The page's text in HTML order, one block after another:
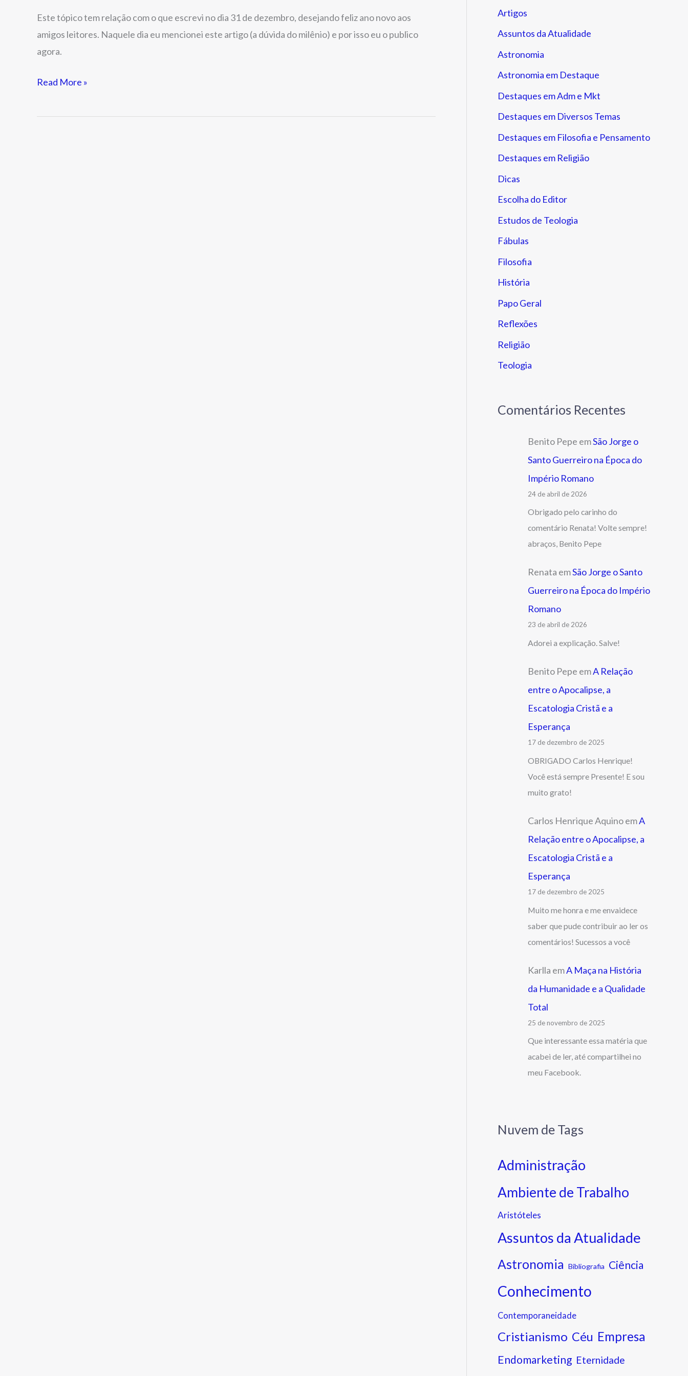
Este tópico tem relação com o que escrevi no dia 31 de dezembro, desejando feliz ano novo aos
amigos leitores. Naquele dia eu mencionei este artigo (a dúvida do milênio) e por isso eu o publico
agora.
Read More »
Artigos
Assuntos da Atualidade
Astronomia
Astronomia em Destaque
Destaques em Adm e Mkt
Destaques em Diversos Temas
Destaques em Filosofia e Pensamento
Destaques em Religião
Dicas
Escolha do Editor
Estudos de Teologia
Fábulas
Filosofia
História
Papo Geral
Reflexões
Religião
Teologia
Comentários Recentes
Benito Pepe emSão Jorge o
Santo Guerreiro na Época do
Império Romano
24 de abril de 2026
Obrigado pelo carinho do
comentário Renata! Volte sempre!
abraços, Benito Pepe
Renata emSão Jorge o Santo
Guerreiro na Época do Império
Romano
23 de abril de 2026
Adorei a explicação. Salve!
Benito Pepe emA Relação
entre o Apocalipse, a
Escatologia Cristã e a
Esperança
17 de dezembro de 2025
OBRIGADO Carlos Henrique!
Você está sempre Presente! E sou
muito grato!
Carlos Henrique AquinoemA
Relação entre o Apocalipse, a
Escatologia Cristã e a
Esperança
17 de dezembro de 2025
Muito me honra e me envaidece
saber que pude contribuir ao ler os
comentários! Sucessos a você
Karlla emA Maça na História
da Humanidade e a Qualidade
Total
25 de novembro de 2025
Que interessante essa matéria que
acabei de ler, até compartilhei no
meu Facebook.
Nuvem de Tags
Administração
Ambiente de Trabalho
Aristóteles
Assuntos da Atualidade
Astronomia Bibliografia Ciência
Conhecimento
Contemporaneidade
Cristianismo Céu Empresa
Endomarketing Eternidade